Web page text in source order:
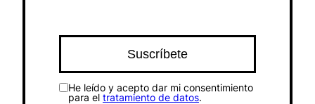
He leído y acepto dar mi consentimiento
para el tratamiento de datos.